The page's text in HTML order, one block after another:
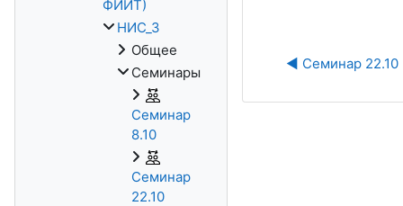
◀︎ Семинар 22.10
ФИИТ)
НИС_3
Общее
Семинары
Семинар
8.10
Семинар
22.10